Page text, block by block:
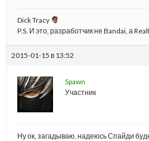
Dick Tracy
P.S. И это, разработчик не Bandai, а
2015-01-15 в 13:52
Spawn
Участник
Ну ок, загадываю, надеюсь Спайди